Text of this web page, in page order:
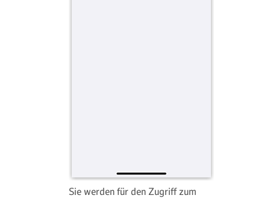
Sie werden für den Zugriff zum